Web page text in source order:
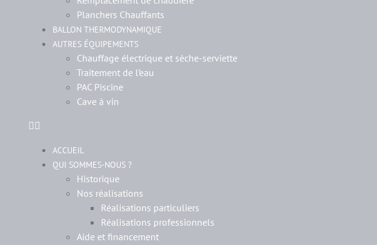
Planchers Chauffants
BALLON THERMODYNAMIQUE
AUTRES ÉQUIPEMENTS
Chauffage électrique et sèche-serviette
Traitement de l’eau
PAC Piscine
Cave à vin
ACCUEIL
QUI SOMMES-NOUS ?
Historique
Nos réalisations
Réalisations particuliers
Réalisations professionnels
Aide et financement